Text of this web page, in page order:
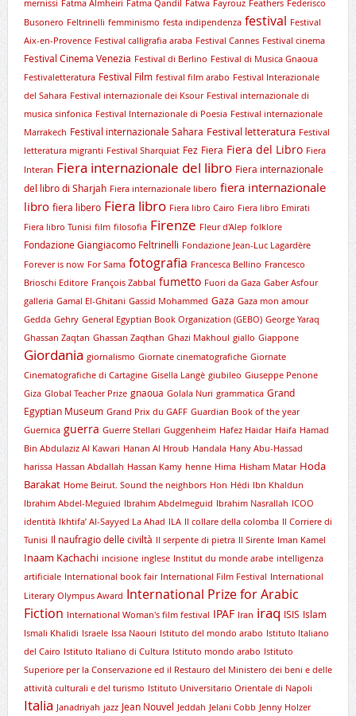
mernissi Fatma Almheiri Fatma Qandil Fatwa Fayrouz Feathers Federisco
Busonero Feltrinelli femminismo festa indipendenza festival Festival
Aix-en-Provence Festival calligrafia araba Festival Cannes Festival cinema
Festival Cinema Venezia Festival di Berlino Festival di Musica Gnaoua
Festivaletteratura Festival Film festival film arabo Festival Interazionale
del Sahara Festival internazionale dei Ksour Festival internazionale di
musica sinfonica Festival Internazionale di Poesia Festival internazionale
Marrakech Festival internazionale Sahara Festival letteratura Festival
letteratura migranti Festival Sharquiat Fez Fiera Fiera del Libro Fiera
Interan Fiera internazionale del libro Fiera internazionale
del libro di Sharjah Fiera internazionale libero fiera internazionale
libro fiera libero Fiera libro Fiera libro Cairo Fiera libro Emirati
Fiera libro Tunisi film filosofia Firenze Fleur d'Alep folklore
Fondazione Giangiacomo Feltrinelli Fondazione Jean-Luc Lagardère
Forever is now For Sama fotografia Francesca Bellino Francesco
Brioschi Editore François Zabbal fumetto Fuori da Gaza Gaber Asfour
galleria Gamal El-Ghitani Gassid Mohammed Gaza Gaza mon amour
Gedda Gehry General Egyptian Book Organization (GEBO) George Yaraq
Ghassan Zaqtan Ghassan Zaqthan Ghazi Makhoul giallo Giappone
Giordania giornalismo Giornate cinematografiche Giornate
Cinematografiche di Cartagine Gisella Langè giubileo Giuseppe Penone
Giza Global Teacher Prize gnaoua Golala Nuri grammatica Grand
Egyptian Museum Grand Prix du GAFF Guardian Book of the year
Guernica guerra Guerre Stellari Guggenheim Hafez Haidar Haifa Hamad
Bin Abdulaziz Al Kawari Hanan Al Hroub Handala Hany Abu-Hassad
harissa Hassan Abdallah Hassan Kamy henne Hima Hisham Matar Hoda
Barakat Home Beirut. Sound the neighbors Hon Hédi Ibn Khaldun
Ibrahim Abdel-Meguied Ibrahim Abdelmeguid Ibrahim Nasrallah ICOO
identità Ikhtifa’ Al-Sayyed La Ahad ILA Il collare della colomba Il Corriere di
Tunisi Il naufragio delle civiltà Il serpente di pietra Il Sirente Iman Kamel
Inaam Kachachi incisione inglese Institut du monde arabe intelligenza
artificiale International book fair International Film Festival International
Literary Olympus Award International Prize for Arabic
Fiction International Woman's film festival IPAF Iran iraq ISIS Islam
Ismali Khalidi Israele Issa Naouri Istituto del mondo arabo Istituto Italiano
del Cairo Istituto Italiano di Cultura Istituto mondo arabo Istituto
Superiore per la Conservazione ed il Restauro del Ministero dei beni e delle
attività culturali e del turismo Istituto Universitario Orientale di Napoli
Italia Janadriyah jazz Jean Nouvel Jeddah Jelani Cobb Jenny Holzer